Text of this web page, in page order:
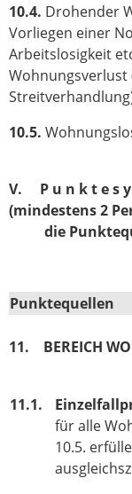
10.4. Drohender
Vorliegen einer
Arbeitslosigkeit
Wohnungsverlust
10.5.
V. P u n k t e s
(mindestens 2
die
Punktequellen
11. BEREICH
11.1.
für alle
10.5.